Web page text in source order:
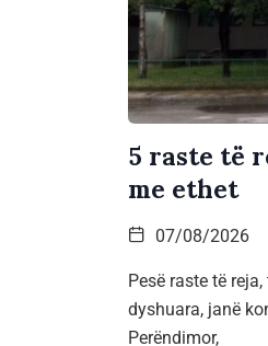
5 raste të
me ethet
07/08/2026
Pesë raste të
dyshuara, janë
Perëndimor,